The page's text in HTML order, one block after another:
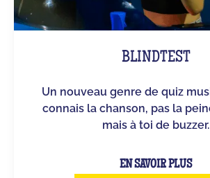
BLINDTEST
Un nouveau genre de quiz
connais la chanson, pas la
mais à toi de buzzer.
EN SAVOIR PLUS